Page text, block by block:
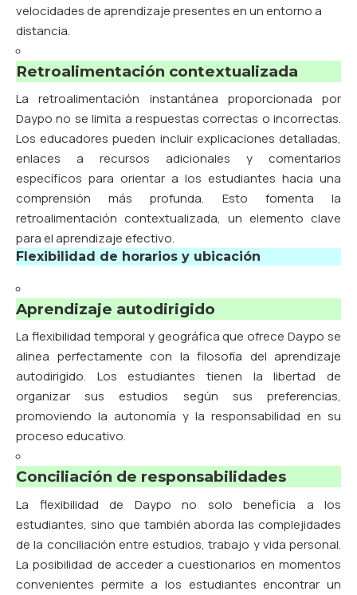
velocidades de aprendizaje presentes en un entorno a
distancia.
Retroalimentación contextualizada
La retroalimentación instantánea proporcionada por
Daypo no se limita a respuestas correctas o incorrectas.
Los educadores pueden incluir explicaciones detalladas,
enlaces a recursos adicionales y comentarios
específicos para orientar a los estudiantes hacia una
comprensión más profunda. Esto fomenta la
retroalimentación contextualizada, un elemento clave
para el aprendizaje efectivo.
Flexibilidad de horarios y ubicación
Aprendizaje autodirigido
La flexibilidad temporal y geográfica que ofrece Daypo se
alinea perfectamente con la filosofía del aprendizaje
autodirigido. Los estudiantes tienen la libertad de
organizar sus estudios según sus preferencias,
promoviendo la autonomía y la responsabilidad en su
proceso educativo.
Conciliación de responsabilidades
La flexibilidad de Daypo no solo beneficia a los
estudiantes, sino que también aborda las complejidades
de la conciliación entre estudios, trabajo y vida personal.
La posibilidad de acceder a cuestionarios en momentos
convenientes permite a los estudiantes encontrar un